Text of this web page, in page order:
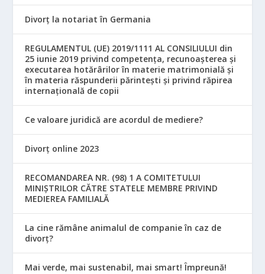
Divorț la notariat în Germania
REGULAMENTUL (UE) 2019/1111 AL CONSILIULUI din
25 iunie 2019 privind competența, recunoașterea și
executarea hotărârilor în materie matrimonială și
în materia răspunderii părintești și privind răpirea
internațională de copii
Ce valoare juridică are acordul de mediere?
Divorț online 2023
RECOMANDAREA NR. (98) 1 A COMITETULUI
MINIŞTRILOR CĂTRE STATELE MEMBRE PRIVIND
MEDIEREA FAMILIALĂ
La cine rămâne animalul de companie în caz de
divorț?
Mai verde, mai sustenabil, mai smart! Împreună!